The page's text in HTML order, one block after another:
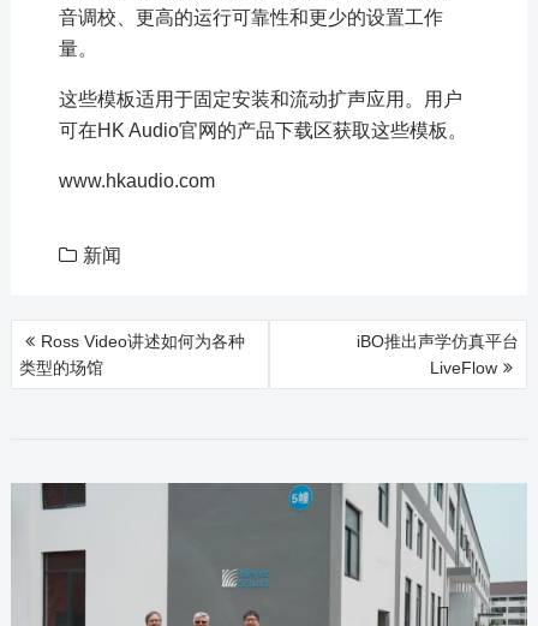
音调校、更高的运行可靠性和更少的设置工作
量。
这些模板适用于固定安装和流动扩声应用。用户
可在HK Audio官网的产品下载区获取这些模板。
www.hkaudio.com
新闻
文
章
导
Ross Video讲述如何为各种
类型的场馆
iBO推出声学仿真平台
LiveFlow